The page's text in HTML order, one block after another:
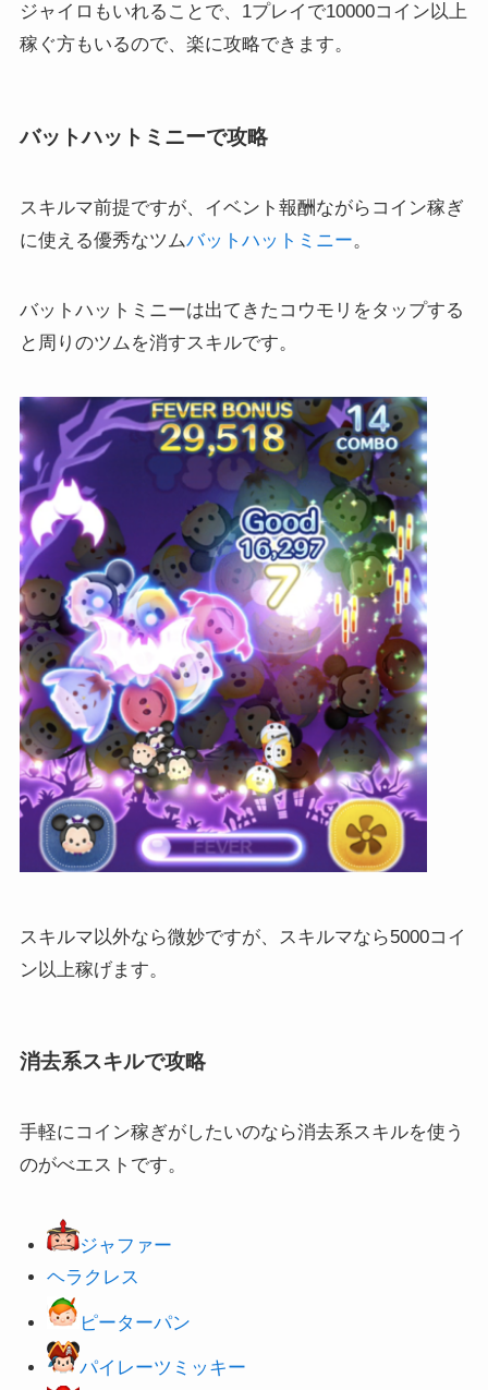
ジャイロもいれることで、1プレイで10000コイン以上
稼ぐ方もいるので、楽に攻略できます。
バットハットミニーで攻略
スキルマ前提ですが、イベント報酬ながらコイン稼ぎ
に使える優秀なツムバットハットミニー。
バットハットミニーは出てきたコウモリをタップする
と周りのツムを消すスキルです。
スキルマ以外なら微妙ですが、スキルマなら5000コイ
ン以上稼げます。
消去系スキルで攻略
手軽にコイン稼ぎがしたいのなら消去系スキルを使う
のがべエストです。
ジャファー
ヘラクレス
ピーターパン
パイレーツミッキー